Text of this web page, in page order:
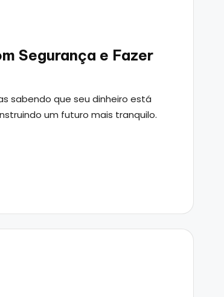
Segurança e Fazer
sabendo que seu dinheiro está
um futuro mais tranquilo.